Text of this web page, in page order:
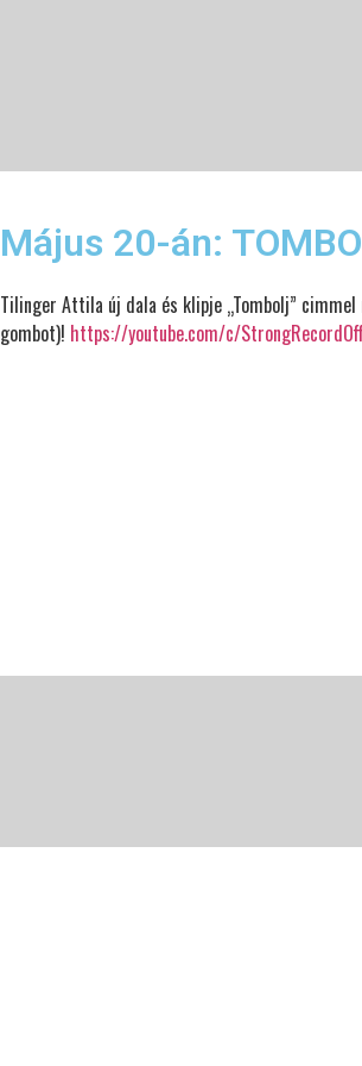
Május 20-án:
Tilinger Attila új dala és klipje „Tombolj”
gombot)! https://youtube.com/c/